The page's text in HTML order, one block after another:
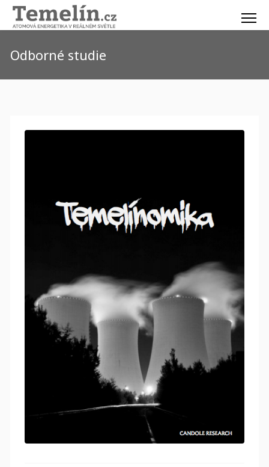
Odborné studie